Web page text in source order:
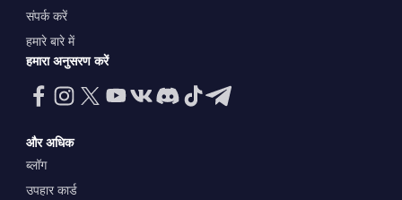
संपर्क करें
हमारे बारे में
हमारा अनुसरण करें
और अधिक
ब्लॉग
उपहार कार्ड